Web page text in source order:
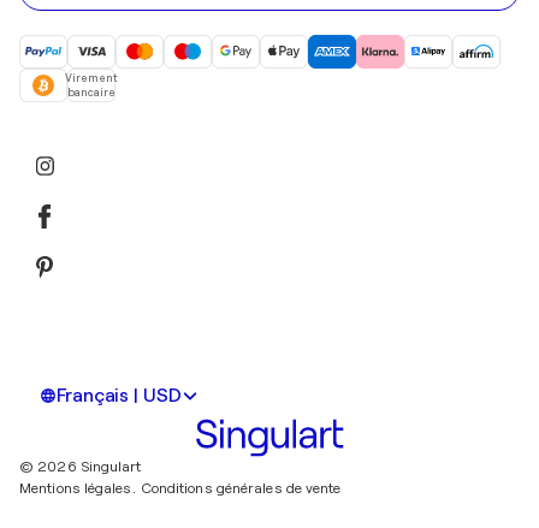
Virement
bancaire
Français | USD
© 2026 Singulart
Mentions légales. Conditions générales de vente